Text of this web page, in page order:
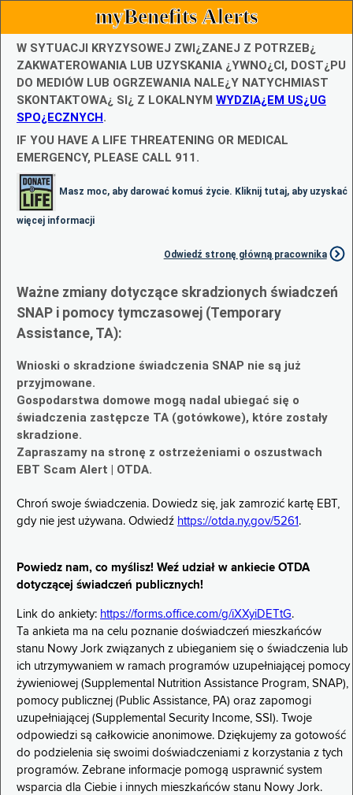
myBenefits Alerts
W SYTUACJI KRYZYSOWEJ ZWI¿ZANEJ Z POTRZEB¿
ZAKWATEROWANIA LUB UZYSKANIA ¿YWNO¿CI, DOST¿PU
DO MEDIÓW LUB OGRZEWANIA NALE¿Y NATYCHMIAST
SKONTAKTOWA¿ SI¿ Z LOKALNYM WYDZIA¿EM US¿UG
SPO¿ECZNYCH.
IF YOU HAVE A LIFE THREATENING OR MEDICAL
EMERGENCY, PLEASE CALL 911.
Masz moc, aby darować komuś życie. Kliknij tutaj, aby uzyskać
więcej informacji
Odwiedź stronę główną pracownika
Ważne zmiany dotyczące skradzionych świadczeń
SNAP i pomocy tymczasowej (Temporary
Assistance, TA):
Wnioski o skradzione świadczenia SNAP nie są już
przyjmowane.
Gospodarstwa domowe mogą nadal ubiegać się o
świadczenia zastępcze TA (gotówkowe), które zostały
skradzione.
Zapraszamy na stronę z ostrzeżeniami o oszustwach
EBT Scam Alert | OTDA.
Chroń swoje świadczenia. Dowiedz się, jak zamrozić kartę EBT,
gdy nie jest używana. Odwiedź https://otda.ny.gov/5261 .
Powiedz nam, co myślisz! Weź udział w ankiecie OTDA
dotyczącej świadczeń publicznych!
Link do ankiety: https://forms.office.com/g/iXXyiDETtG.
Ta ankieta ma na celu poznanie doświadczeń mieszkańców
stanu Nowy Jork związanych z ubieganiem się o świadczenia lub
ich utrzymywaniem w ramach programów uzupełniającej pomocy
żywieniowej (Supplemental Nutrition Assistance Program, SNAP),
pomocy publicznej (Public Assistance, PA) oraz zapomogi
uzupełniającej (Supplemental Security Income, SSI). Twoje
odpowiedzi są całkowicie anonimowe. Dziękujemy za gotowość
do podzielenia się swoimi doświadczeniami z korzystania z tych
programów. Zebrane informacje pomogą usprawnić system
wsparcia dla Ciebie i innych mieszkańców stanu Nowy Jork.